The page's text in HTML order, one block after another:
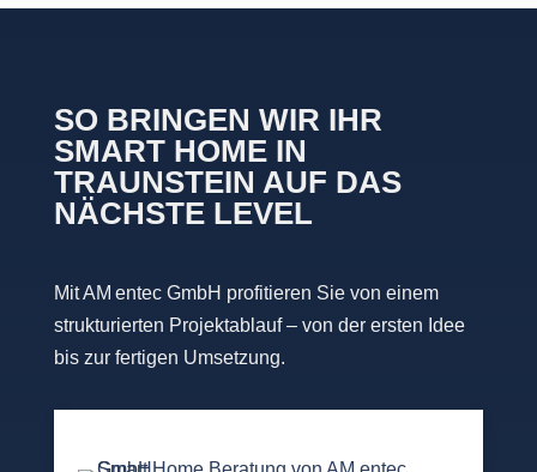
SO BRINGEN WIR IHR
SMART HOME IN
TRAUNSTEIN AUF DAS
NÄCHSTE LEVEL
Mit AM entec GmbH profitieren Sie von einem
strukturierten Projektablauf – von der ersten Idee
bis zur fertigen Umsetzung.